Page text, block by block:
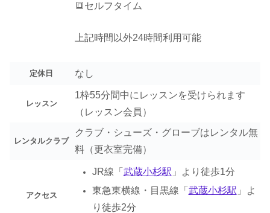
🔳セルフタイム
上記時間以外24時間利用可能
定休日 なし
レッスン
1枠55分間中にレッスンを受けられます
（レッスン会員）
レンタルクラブ
クラブ・シューズ・グローブはレンタル無
料（更衣室完備）
アクセス
JR線「 武蔵小杉駅 」より徒歩1分
東急東横線・目黒線「 武蔵小杉駅 」よ
り徒歩2分